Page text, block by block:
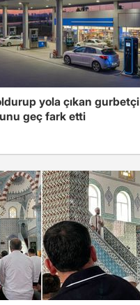
yola çıkan gurbetçi
geç fark etti